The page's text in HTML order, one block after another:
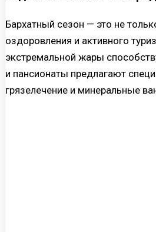
Бархатный сезон — это не
оздоровления и активного
экстремальной жары
и пансионаты предлагают
грязелечение и минеральные